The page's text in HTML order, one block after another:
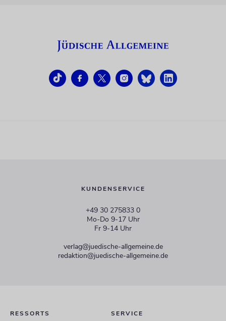
KUNDENSERVICE
+49 30 275833 0
Mo-Do 9-17 Uhr
Fr 9-14 Uhr
verlag@juedische-allgemeine.de
redaktion@juedische-allgemeine.de
RESSORTS SERVICE